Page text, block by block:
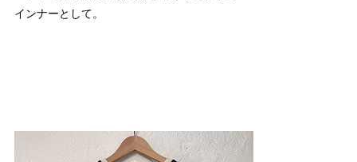
インナーとして。